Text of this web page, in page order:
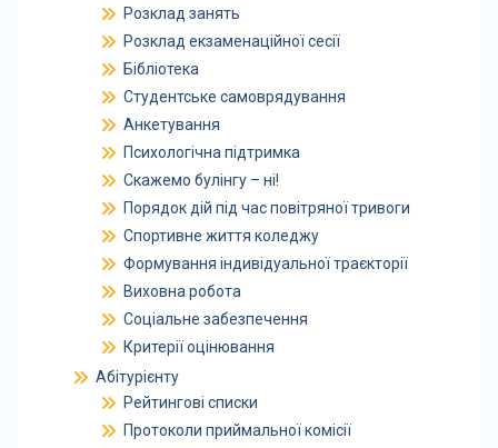
Розклад занять
Розклад екзаменаційної сесії
Бібліотека
Студентське самоврядування
Анкетування
Психологічна підтримка
Скажемо булінгу – ні!
Порядок дій під час повітряної тривоги
Спортивне життя коледжу
Формування індивідуальної траєкторії
Виховна робота
Соціальне забезпечення
Критерії оцінювання
Абітурієнту
Рейтингові списки
Протоколи приймальної комісії